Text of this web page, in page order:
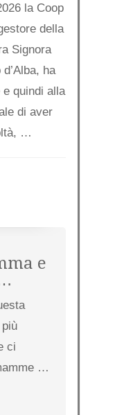
la Coop
della
Signora
ha
quindi alla
di aver
…
e
ci
…